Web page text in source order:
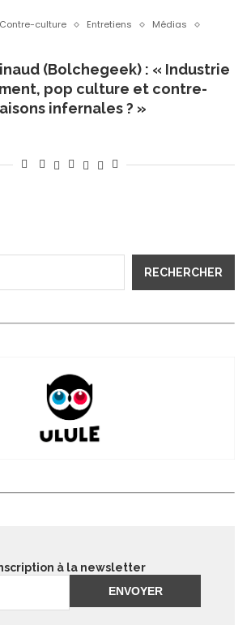
Contre-culture Entretiens
Médias
(Bolchegeek) : « Industrie
pop culture et contre-
infernales ? »
RECHERCHER
à la newsletter